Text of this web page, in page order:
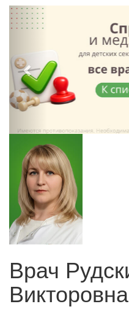
Врач
Викторовна